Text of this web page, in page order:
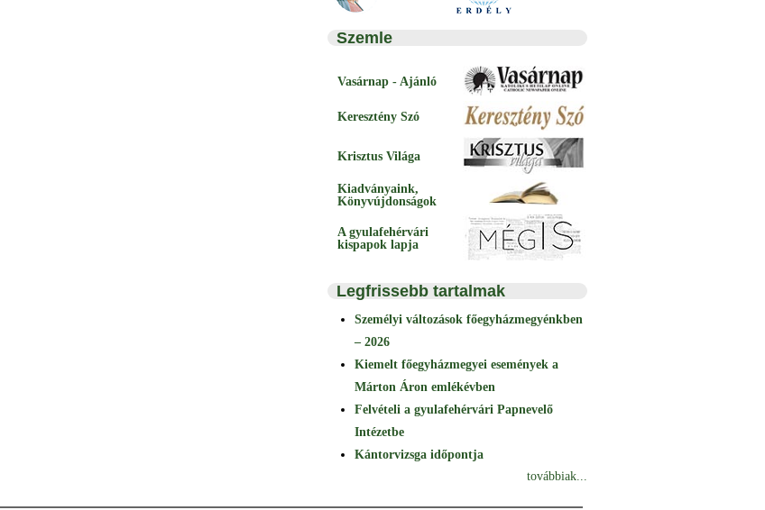
Szemle
Vasárnap - Ajánló
Keresztény Szó
Krisztus Világa
Kiadványaink,
Könyvújdonságok
A gyulafehérvári
kispapok lapja
Legfrissebb tartalmak
Személyi változások főegyházmegyénkben
– 2026
Kiemelt főegyházmegyei események a
Márton Áron emlékévben
Felvételi a gyulafehérvári Papnevelő
Intézetbe
Kántorvizsga időpontja
továbbiak...